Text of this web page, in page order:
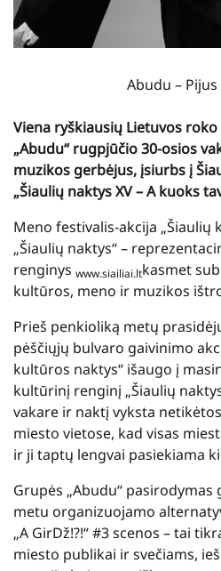
Abudu –
Viena ryškiausių Lietuvos
„Abudu“ rugpjūčio 30-osios
muzikos gerbėjus, įsiurbs į
„Šiaulių naktys XV – A kuoks
Meno festivalis-akcija „Šiaulių
„Šiaulių naktys“ –
renginys www.siailiai.ltkasmet
kultūros, meno ir muzikos
Prieš penkioliką metų
pėščiųjų bulvaro gaivinimo
kultūros naktys“ išaugo į
kultūrinį renginį „Šiaulių
vakare ir naktį vyksta
miesto vietose, kad visas
ir ji taptų lengvai pasiekiama
Grupės „Abudu“
metu organizuojamo
„A GirDž!?!“ #3 scenos – tai
miesto publikai ir svečiams,